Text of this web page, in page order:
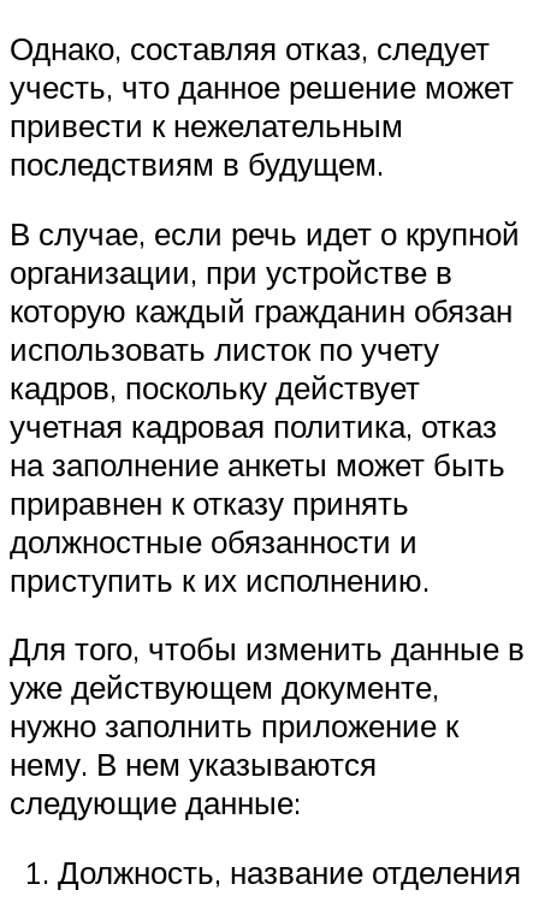
Однако, составляя отказ, следует
учесть, что данное решение может
привести к нежелательным
последствиям в будущем.
В случае, если речь идет о крупной
организации, при устройстве в
которую каждый гражданин обязан
использовать листок по учету
кадров, поскольку действует
учетная кадровая политика, отказ
на заполнение анкеты может быть
приравнен к отказу принять
должностные обязанности и
приступить к их исполнению.
Для того, чтобы изменить данные в
уже действующем документе,
нужно заполнить приложение к
нему. В нем указываются
следующие данные:
Должность, название отделения